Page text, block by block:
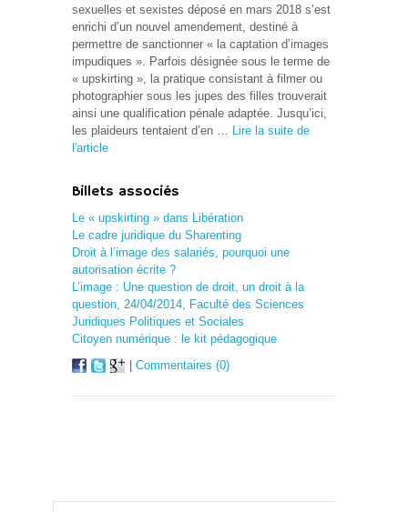
sexuelles et sexistes déposé en mars 2018 s’est
enrichi d’un nouvel amendement, destiné à
permettre de sanctionner « la captation d’images
impudiques ». Parfois désignée sous le terme de
« upskirting », la pratique consistant à filmer ou
photographier sous les jupes des filles trouverait
ainsi une qualification pénale adaptée. Jusqu’ici,
les plaideurs tentaient d’en … Lire la suite de
l'article
Billets associés
Le « upskirting » dans Libération
Le cadre juridique du Sharenting
Droit à l’image des salariés, pourquoi une
autorisation écrite ?
L’image : Une question de droit, un droit à la
question, 24/04/2014, Faculté des Sciences
Juridiques Politiques et Sociales
Citoyen numérique : le kit pédagogique
Commentaires (0)